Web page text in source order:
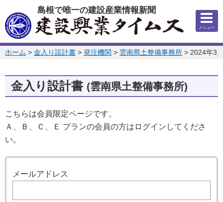
このページの本文へ
島根で唯一の建設産業情報新聞
メニュー
このページの位置:
ホーム > 金入り設計書 > 発注機関 > 雲南県土整備事務所 > 2024年3
金入り設計書 (雲南県土整備事務所)
こちらは会員限定ページです。
Ａ、Ｂ、Ｃ、Ｅ プランの会員の方はログインしてくださ
い。
メールアドレス